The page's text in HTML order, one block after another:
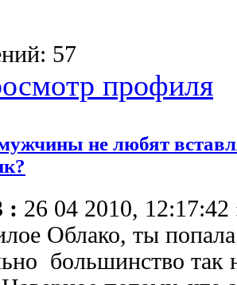
57
не любят
: 26 04 2010, 12:17:42
ты попала
большинство так